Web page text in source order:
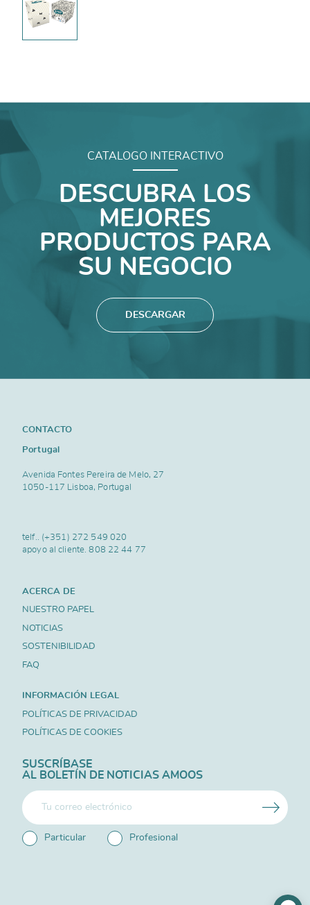
CATALOGO INTERACTIVO
DESCUBRA LOS
MEJORES
PRODUCTOS PARA
SU NEGOCIO
DESCARGAR
CONTACTO
Portugal
Avenida Fontes Pereira de Melo, 27
1050-117 Lisboa, Portugal
telf.. (+351) 272 549 020
apoyo al cliente.808 22 44 77
ACERCA DE
NUESTRO PAPEL
NOTICIAS
SOSTENIBILIDAD
FAQ
INFORMACIÓN LEGAL
POLÍTICAS DE PRIVACIDAD
POLÍTICAS DE COOKIES
SUSCRÍBASE
AL BOLETÍN DE NOTICIAS AMOOS
Particular Profesional